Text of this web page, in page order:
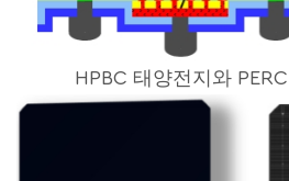
HPBC 태양전지와